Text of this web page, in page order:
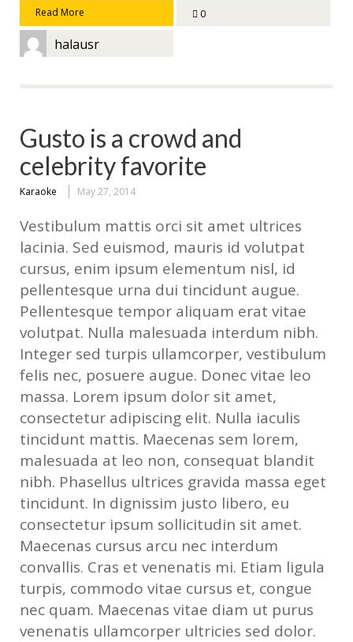
Read More 0
halausr
Gusto is a crowd and
celebrity favorite
Karaoke May 27, 2014
Vestibulum mattis orci sit amet ultrices
lacinia. Sed euismod, mauris id volutpat
cursus, enim ipsum elementum nisl, id
pellentesque urna dui tincidunt augue.
Pellentesque tempor aliquam erat vitae
volutpat. Nulla malesuada interdum nibh.
Integer sed turpis ullamcorper, vestibulum
felis nec, posuere augue. Donec vitae leo
massa. Lorem ipsum dolor sit amet,
consectetur adipiscing elit. Nulla iaculis
tincidunt mattis. Maecenas sem lorem,
malesuada at leo non, consequat blandit
nibh. Phasellus ultrices gravida massa eget
tincidunt. In dignissim justo libero, eu
consectetur ipsum sollicitudin sit amet.
Maecenas cursus arcu nec interdum
convallis. Cras et venenatis mi. Etiam ligula
turpis, commodo vitae cursus et, congue
nec quam. Maecenas vitae diam ut purus
venenatis ullamcorper ultricies sed dolor.